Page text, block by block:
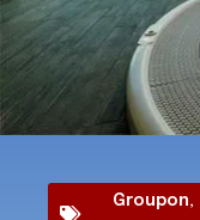
Groupon,